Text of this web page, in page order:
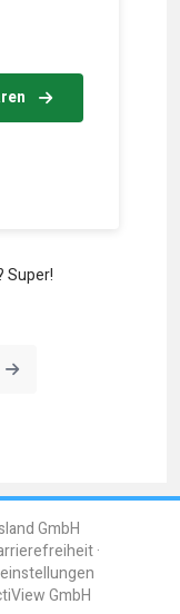
Super!
GmbH
GmbH